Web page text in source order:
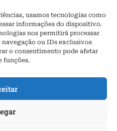
usamos tecnologias como
informações do dispositivo.
nos permitirá processar
ou IDs exclusivos
o consentimento pode afetar
funções.
e paleontologia em
eventos, e muito mais!